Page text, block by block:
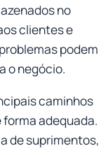
no
clientes e
podem
o negócio.
caminhos
forma adequada.
de suprimentos,